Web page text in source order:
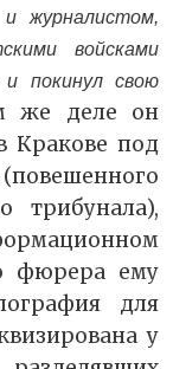
журналистом,
войсками
покинул свою
же деле он
Кракове под
трибунала),
фюрера ему
для
у